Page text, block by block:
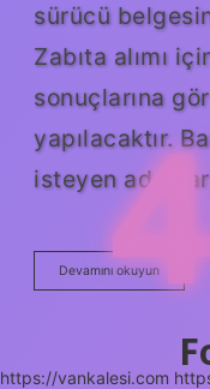
sürücü
Zabıta alımı
sonuçlarına
yapılacaktır.
isteyen
Devamını okuyunZabıta
Memuru
https://vankalesi.com